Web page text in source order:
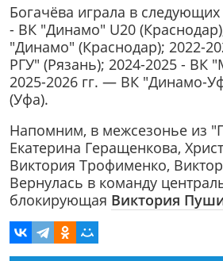
Богачёва играла в следующих
- ВК "Динамо" U20
"Динамо" (Краснодар); 2022-
РГУ" (Рязань); 2024-2025 - ВК
2025-2026 гг. — ВК "Динамо-
(Уфа).
Напомним, в межсезонье из
Екатерина Геращенкова,
Виктория Трофименко,
Вернулась в команду
блокирующая Виктория